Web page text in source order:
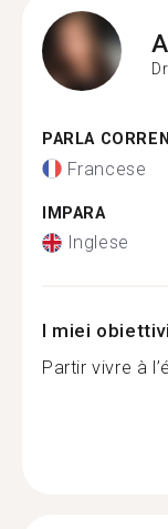
PARLA
Francese
IMPARA
Inglese
I miei
Partir vivre à